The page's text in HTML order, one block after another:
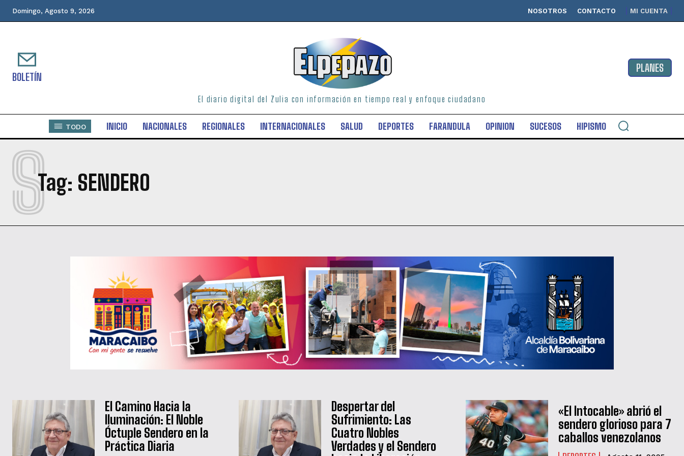
QUIERO SUSCRIBIRME
Domingo, Agosto 9, 2026 NOSOTROS CONTACTO MI CUENTA
BOLETÍN
El diario digital del Zulia con información en tiempo real y enfoque ciudadano
PLANES
TODO INICIO NACIONALES REGIONALES INTERNACIONALES SALUD DEPORTES FARANDULA OPINION SUCESOS HIPISMO
Tag: SENDERO
S
El Camino Hacia la
Iluminación: El Noble
Óctuple Sendero en la
Práctica Diaria
Despertar del
Sufrimiento: Las
Cuatro Nobles
Verdades y el Sendero
«El Intocable» abrió el
sendero glorioso para 7
caballos venezolanos